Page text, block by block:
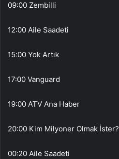
09:00 Zembilli
12:00 Aile Saadeti
15:00 Yok Artık
17:00 Vanguard
19:00 ATV Ana Haber
20:00 Kim Milyoner Olmak İster?
00:20 Aile Saadeti